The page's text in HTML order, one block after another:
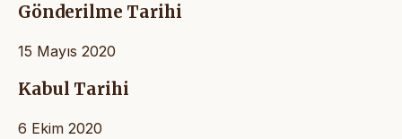
Gönderilme Tarihi
15 Mayıs 2020
Kabul Tarihi
6 Ekim 2020